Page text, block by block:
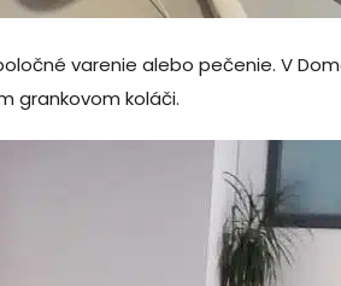
varenie alebo pečenie. V
grankovom koláči.